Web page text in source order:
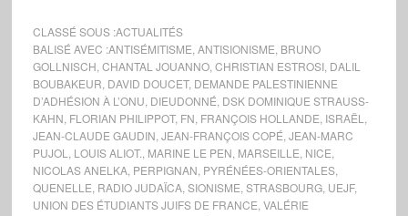
CLASSÉ SOUS :ACTUALITÉS
BALISÉ AVEC :ANTISÉMITISME ANTISIONISME BRUNO
GOLLNISCH CHANTAL JOUANNO, CHRISTIAN ESTROSI, DALIL
BOUBAKEUR DAVID DOUCET, DEMANDE PALESTINIENNE
D’ADHÉSION À L’ONU DIEUDONNÉ DSK DOMINIQUE STRAUSS-
KAHN FLORIAN PHILIPPOT, FN FRANÇOIS HOLLANDE ISRAËL
JEAN-CLAUDE GAUDIN JEAN-FRANÇOIS COPÉ JEAN-MARC
PUJOL
LOUIS ALIOT. MARINE LE PEN MARSEILLE NICE
NICOLAS ANELKA, PERPIGNAN PYRÉNÉES-ORIENTALES,
QUENELLE RADIO JUDAÏCA, SIONISME STRASBOURG, UEJF,
UNION DES ÉTUDIANTS JUIFS DE FRANCE VALÉRIE